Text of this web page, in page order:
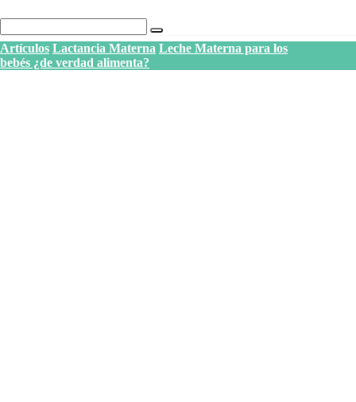
Artículos Lactancia Materna Leche Materna para los
bebés ¿de verdad alimenta?